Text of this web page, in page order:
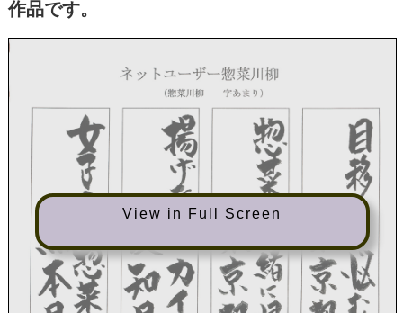
作品です。
View in Full Screen